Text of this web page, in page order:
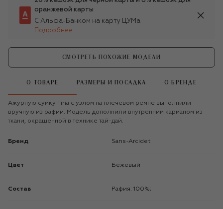
оранжевой карты
С Альфа-Банком на карту ЦУМа
Подробнее
СМОТРЕТЬ ПОХОЖИЕ МОДЕЛИ
О ТОВАРЕ РАЗМЕРЫ И ПОСАДКА О БРЕНДЕ
Ажурную сумку Tina с узлом на плечевом ремне выполнили
вручную из рафии. Модель дополнили внутренним карманом из
ткани, окрашенной в технике тай-дай.
Бренд Sans-Arcidet
Цвет Бежевый
Состав Рафия: 100%;